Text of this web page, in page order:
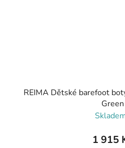
REIMA Dětské barefoot
Green
1 915